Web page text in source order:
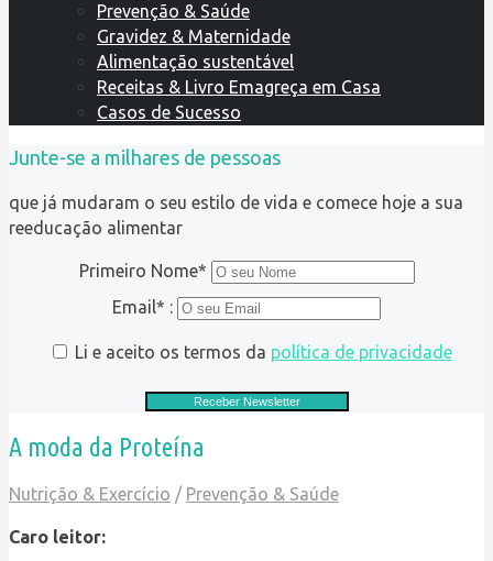
Prevenção & Saúde
Gravidez & Maternidade
Alimentação sustentável
Receitas & Livro Emagreça em Casa
Casos de Sucesso
Junte-se a milhares de pessoas
que já mudaram o seu estilo de vida e comece hoje a sua
reeducação alimentar
Primeiro Nome*
Email* :
Li e aceito os termos da política de privacidade
A moda da Proteína
Nutrição & Exercício / Prevenção & Saúde
Caro leitor: